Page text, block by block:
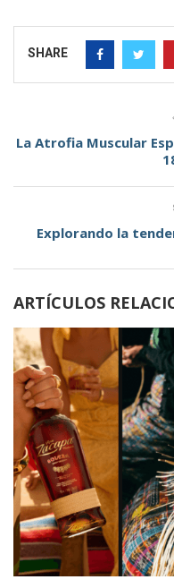
SHARE
La Atrofia Muscular
Explorando la
ARTÍCULOS